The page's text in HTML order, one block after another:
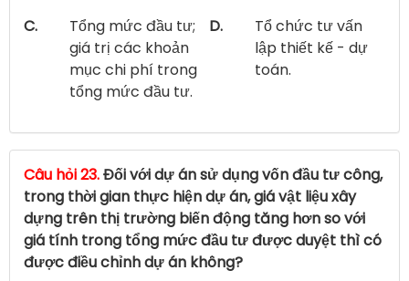
C.
Tổng mức đầu tư;
giá trị các khoản
mục chi phí trong
tổng mức đầu tư.
D.
Tổ chức tư vấn
lập thiết kế - dự
toán.
Câu hỏi 23.Đối với dự án sử dụng vốn đầu tư công,
trong thời gian thực hiện dự án, giá vật liệu xây
dựng trên thị trường biến động tăng hơn so với
giá tính trong tổng mức đầu tư được duyệt thì có
được điều chỉnh dự án không?